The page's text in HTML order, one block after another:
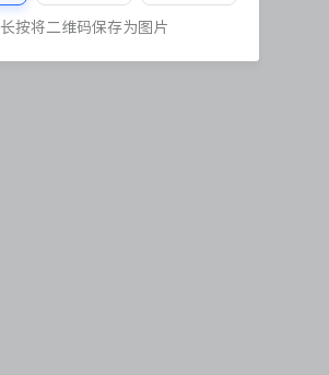
长按将二维码保存为图片